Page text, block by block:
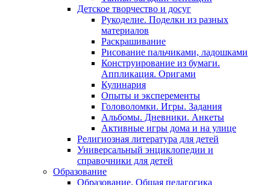
Детское творчество и досуг
Рукоделие. Поделки из разных
материалов
Раскрашивание
Рисование пальчиками, ладошками
Конструирование из бумаги.
Аппликация. Оригами
Кулинария
Опыты и эксперементы
Головоломки. Игры. Задания
Альбомы. Дневники. Анкеты
Активные игры дома и на улице
Религиозная литература для детей
Универсальный энциклопедии и
справочники для детей
Образование
Образование. Общая педагогика